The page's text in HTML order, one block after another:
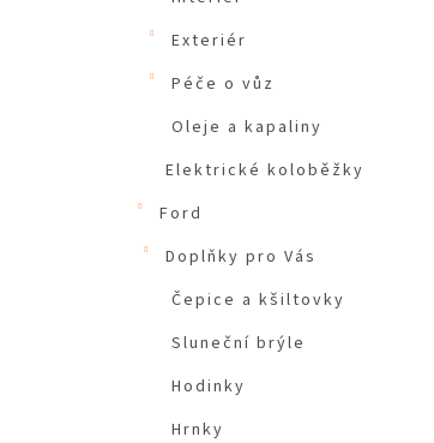
Exteriér
Péče o vůz
Oleje a kapaliny
Elektrické koloběžky
Ford
Doplňky pro Vás
Čepice a kšiltovky
Sluneční brýle
Hodinky
Hrnky